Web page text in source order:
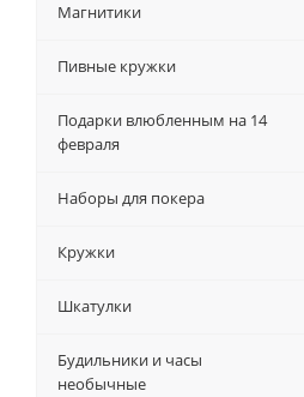
Магнитики
Пивные кружки
Подарки влюбленным на 14
февраля
Наборы для покера
Кружки
Шкатулки
Будильники и часы
необычные